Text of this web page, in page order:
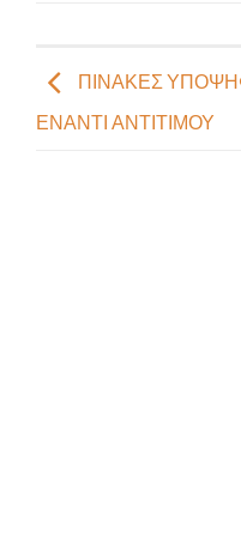
ΠΙΝΑΚΕΣ
ΕΝΑΝΤΙ ΑΝΤΙΤΙΜΟΥ